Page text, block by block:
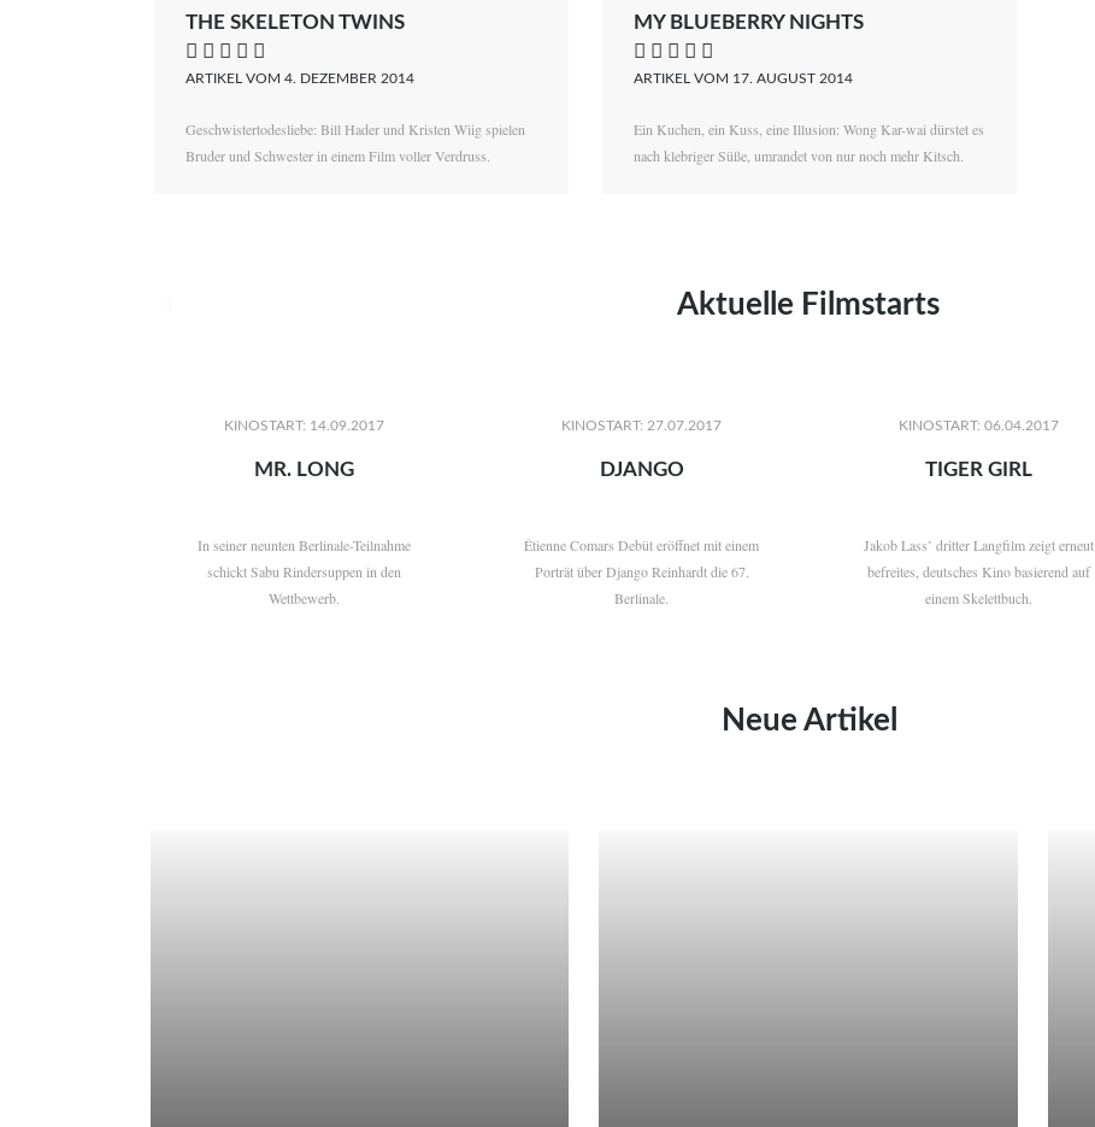
Magdalena Zalewski
THE SKELETON TWINS
    
ARTIKEL VOM 4. DEZEMBER 2014
Geschwistertodesliebe: Bill Hader und Kristen Wiig spielen
Bruder und Schwester in einem Film voller Verdruss.
MY BLUEBERRY NIGHTS
    
ARTIKEL VOM 17. AUGUST 2014
Ein Kuchen, ein Kuss, eine Illusion: Wong Kar-wai dürstet es
nach klebriger Süße, umrandet von nur noch mehr Kitsch.
Aktuelle Filmstarts
KINOSTART: 14.09.2017
MR. LONG
In seiner neunten Berlinale-Teilnahme
schickt Sabu Rindersuppen in den
Wettbewerb.
KINOSTART: 27.07.2017
DJANGO
Étienne Comars Debüt eröffnet mit einem
Porträt über Django Reinhardt die 67.
Berlinale.
KINOSTART: 06.04.2017
TIGER GIRL
Jakob Lass’ dritter Langfilm zeigt erneut
befreites, deutsches Kino basierend auf
einem Skelettbuch.
Neue Artikel